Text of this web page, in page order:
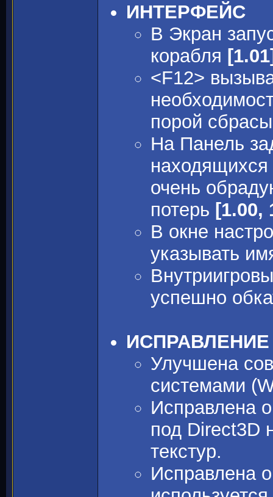
ИНТЕРФЕЙС
В Экран
корабля
<F12>
порой
На Панель
очень
потерь [1.00,
В окне
указывать
успешно
Улучшена
системами
Исправлена
под Direct3D
текстур.
Исправлена